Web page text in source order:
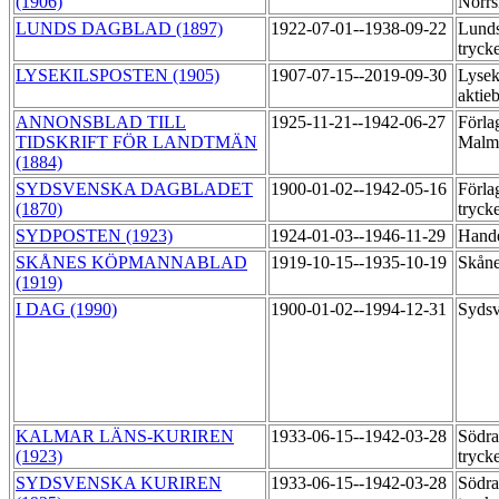
LUNDS DAGBLAD (1897)
1922-07-01--1938-09-22
LYSEKILSPOSTEN (1905)
1907-07-15--2019-09-30
ANNONSBLAD TILL
TIDSKRIFT FÖR LANDTMÄN
(1884)
1925-11-21--1942-06-27
SYDSVENSKA DAGBLADET
(1870)
1900-01-02--1942-05-16
SYDPOSTEN (1923)
1924-01-03--1946-11-29
SKÅNES KÖPMANNABLAD
(1919)
1919-10-15--1935-10-19
I DAG (1990) 1900-01-02--1994-12-31
KALMAR LÄNS-KURIREN
(1923)
1933-06-15--1942-03-28
SYDSVENSKA KURIREN
1933-06-15--1942-03-28